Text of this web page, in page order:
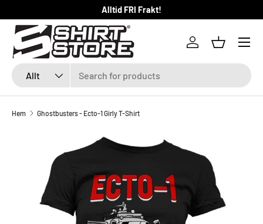
HOPPA TILL INNEHÅLLET
Alltid FRI Frakt!
Sök
Produkttyp
Allt
Logga inKundkorg
Hem Ghostbusters - Ecto-1 Girly T-Shirt
SKIP TO PRODUCT INFORMATION